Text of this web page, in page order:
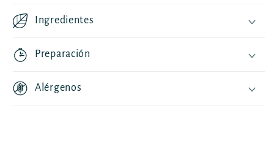
Ingredientes
Preparación
Alérgenos